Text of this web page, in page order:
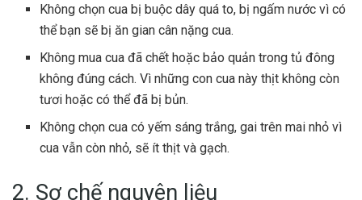
Không chọn cua bị buộc dây quá to, bị ngấm nước vì có
thể bạn sẽ bị ăn gian cân nặng cua.
Không mua cua đã chết hoặc bảo quản trong tủ đông
không đúng cách. Vì những con cua này thịt không còn
tươi hoặc có thể đã bị bủn.
Không chọn cua có yếm sáng trắng, gai trên mai nhỏ vì
cua vẫn còn nhỏ, sẽ ít thịt và gạch.
2. Sơ chế nguyên liệu